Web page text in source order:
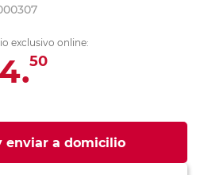
exclusivo online:
50
enviar a domicilio